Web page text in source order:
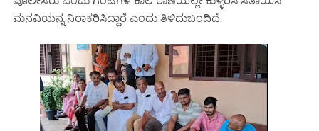
ಮನವಿಯನ್ನ ನಿರಾಕರಿಸಿದ್ದಾರೆ ಎಂದು ತಿಳಿದುಬಂದಿದೆ.